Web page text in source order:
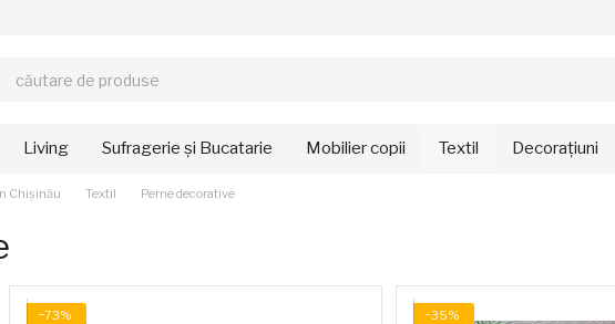
Living Sufragerie și Bucatarie Mobilier copii Textil Decorațiuni
Chișinău Textil Perne decorative
−73% −35%